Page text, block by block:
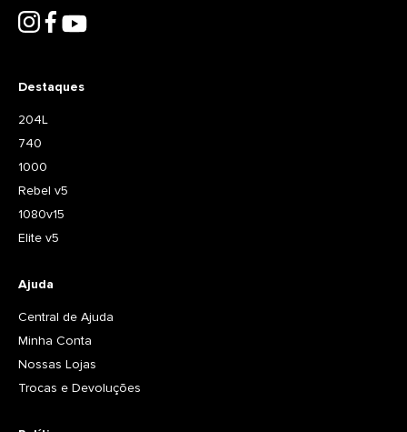
Destaques
204L
740
1000
Rebel v5
1080v15
Elite v5
Ajuda
Central de Ajuda
Minha Conta
Nossas Lojas
Trocas e Devoluções